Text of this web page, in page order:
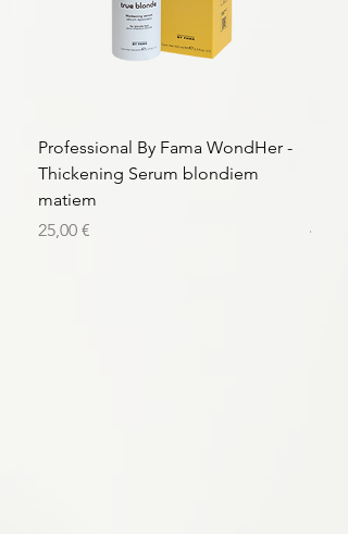
Professional By Fama WondHer -
Thickening Serum blondiem
matiem
Цена
25,00 €
Цена
43,56